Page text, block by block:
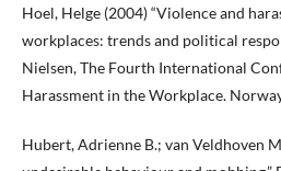
Hoel, Helge (2004) “Violence and
workplaces: trends and political
Nielsen, The Fourth International
Harassment in the Workplace.
Hubert, Adrienne B.; van Veldhoven